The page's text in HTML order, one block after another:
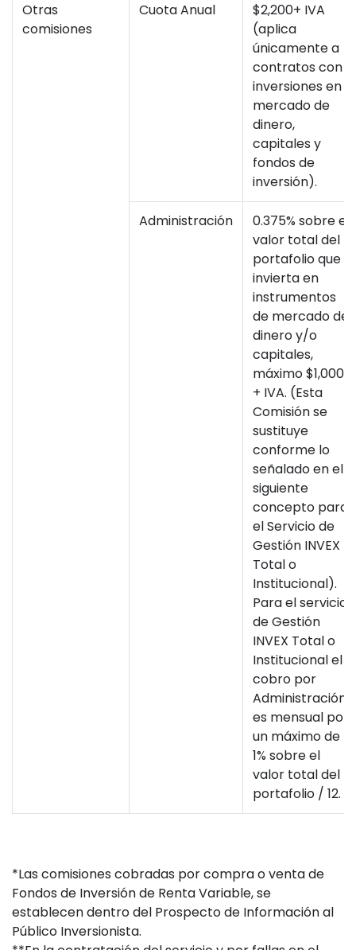
Otras
comisiones
Cuota Anual
$2,200+ IVA
(aplica
únicamente a
contratos con
inversiones en
mercado de
dinero,
capitales y
fondos de
inversión).
Administración
0.375% sobre el
valor total del
portafolio que
invierta en
instrumentos
de mercado de
dinero y/o
capitales,
máximo $1,000
+ IVA. (Esta
Comisión se
sustituye
conforme lo
señalado en el
siguiente
concepto para
el Servicio de
Gestión INVEX
Total o
Institucional).
Para el servicio
de Gestión
INVEX Total o
Institucional el
cobro por
Administración
es mensual por
un máximo de
1% sobre el
valor total del
portafolio / 12.
*Las comisiones cobradas por compra o venta de
Fondos de Inversión de Renta Variable, se
establecen dentro del Prospecto de Información al
Público Inversionista.